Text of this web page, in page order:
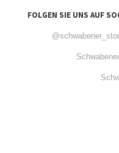
FOLGEN SIE UNS AUF